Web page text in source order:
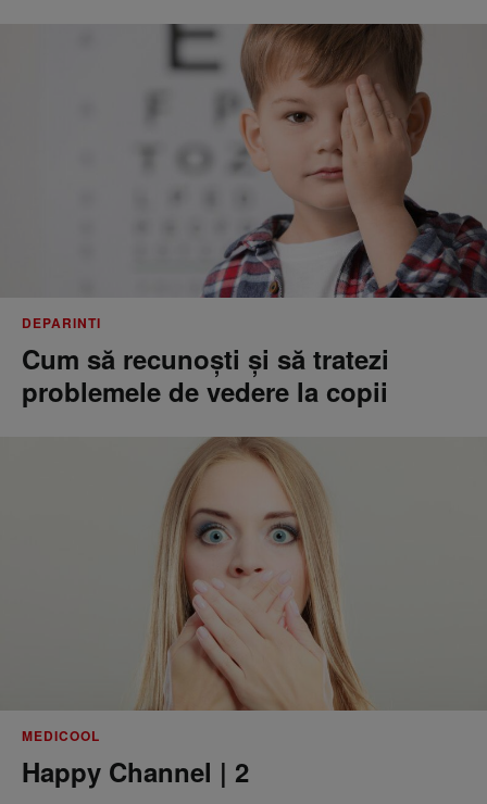
DEPARINTI
Cum să recunoști și să tratezi
problemele de vedere la copii
MEDICOOL
Happy Channel | 2